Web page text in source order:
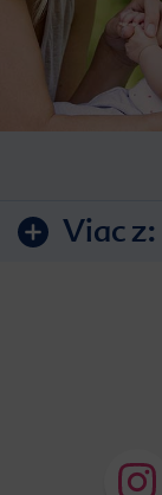
Viac z: